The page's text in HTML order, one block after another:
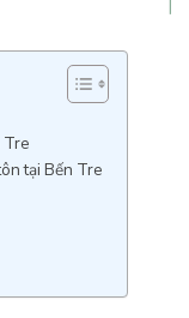
Tre
tại Bến Tre